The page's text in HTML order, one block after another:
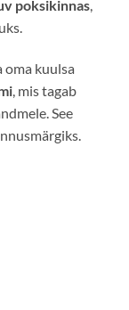
poksikinnas
oma kuulsa
, mis tagab
See